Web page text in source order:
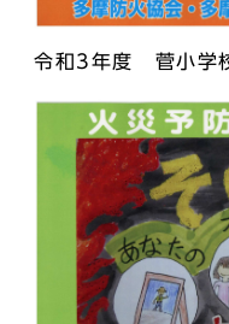
令和3年度 菅小学